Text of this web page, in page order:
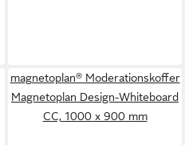
magnetoplan® Moderationskoffer
Magnetoplan Design-Whiteboard
CC, 1000 x 900 mm